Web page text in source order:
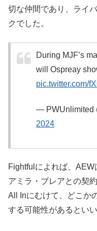
切な仲間であり、ライ
クでした。
During MJF’s
will Ospreay
pic.twitter.com/
— PWUnlimited
2024
Fightfulによれば、
アミラ・ブレアとの契
All Inにむけて、どこか
する可能性があるといい